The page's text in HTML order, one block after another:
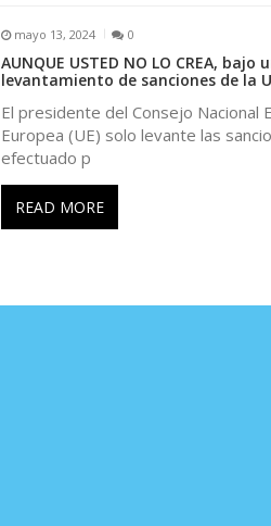
mayo 13, 2024 0
AUNQUE USTED NO LO CREA,
levantamiento de sanciones de la
El presidente del Consejo Nacional
Europea (UE) solo levante las
efectuado p
READ MORE